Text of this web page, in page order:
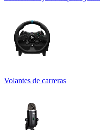
Volantes de carreras